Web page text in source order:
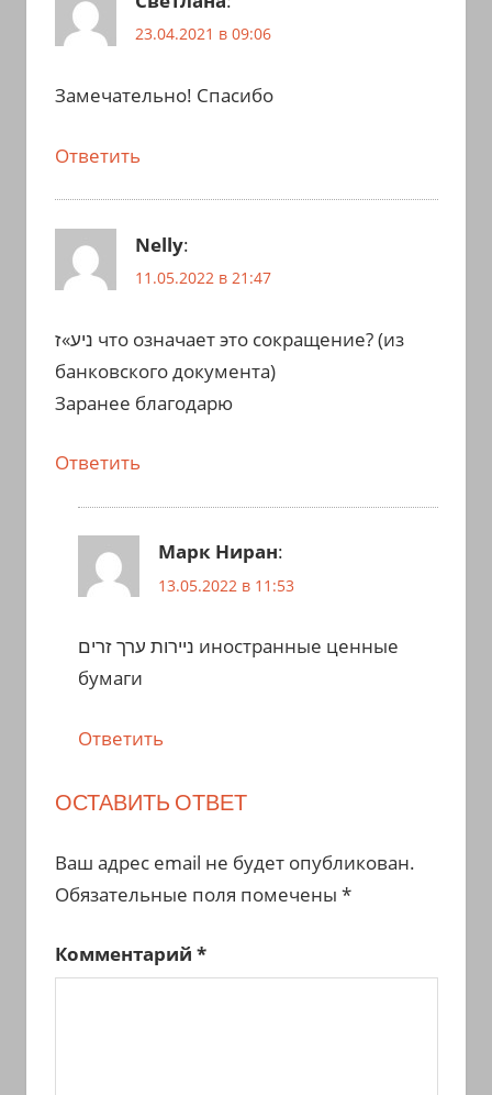
23.04.2021 в 09:06
Замечательно! Спасибо
Ответить
Nelly:
11.05.2022 в 21:47
ניע»ז что означает это сокращение? (из
банковского документа)
Заранее благодарю
Ответить
Марк Ниран:
13.05.2022 в 11:53
ניירות ערך זרים иностранные ценные
бумаги
Ответить
ОСТАВИТЬ ОТВЕТ
Ваш адрес email не будет опубликован.
Обязательные поля помечены *
Комментарий *